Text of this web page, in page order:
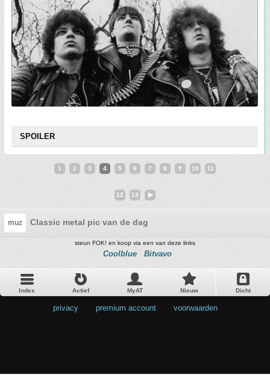
SPOILER
1 2 3 4 5 6 7 8 9 10 11
12 13
muz Classic metal pic van de dag
steun FOK! en koop via een van deze links
Coolblue Bitvavo
Index Actief MyAT Nieuw Dicht
privacy premium account voorwaarden